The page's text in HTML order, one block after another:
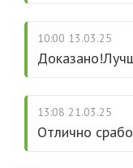
10:00 13.03.25
13:08 21.03.25
Отлично